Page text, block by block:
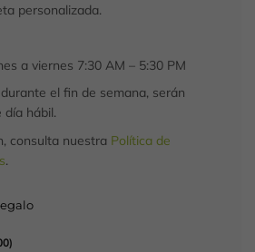
personalizada.
a viernes 7:30 AM – 5:30 PM
el fin de semana, serán
día hábil.
consulta nuestra Política de
.
)